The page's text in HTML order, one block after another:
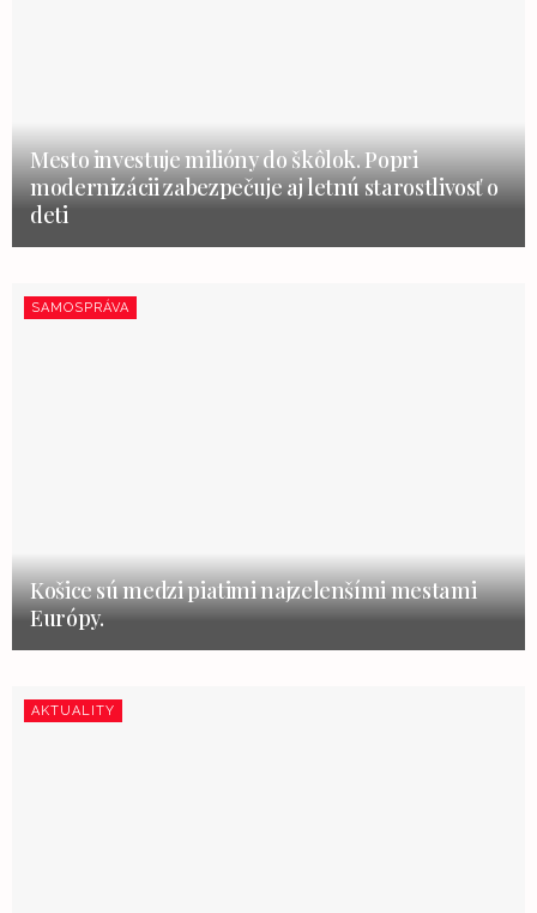
Mesto investuje milióny do škôlok. Popri
modernizácii zabezpečuje aj letnú starostlivosť o
deti
SAMOSPRÁVA
Košice sú medzi piatimi najzelenšími mestami
Európy.
AKTUALITY